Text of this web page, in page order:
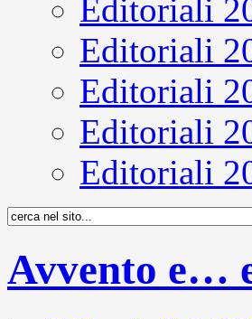
Editoriali
Editoriali
Editoriali
Editoriali
Editoriali
Avvento e…